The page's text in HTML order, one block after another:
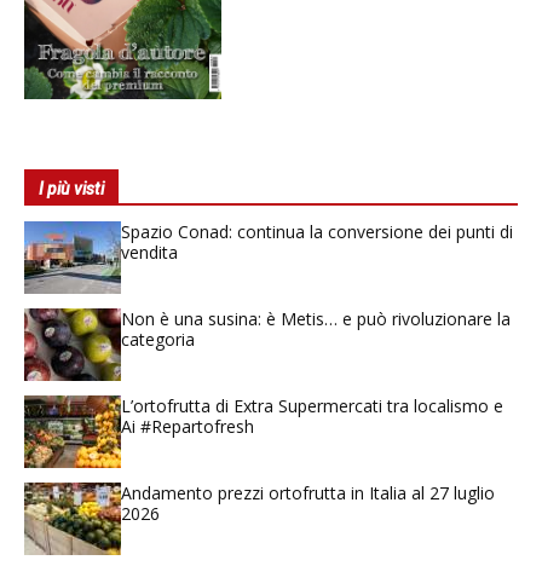
I più visti
Spazio Conad: continua la conversione dei punti di
vendita
Non è una susina: è Metis… e può rivoluzionare la
categoria
L’ortofrutta di Extra Supermercati tra localismo e
Ai #Repartofresh
Andamento prezzi ortofrutta in Italia al 27 luglio
2026